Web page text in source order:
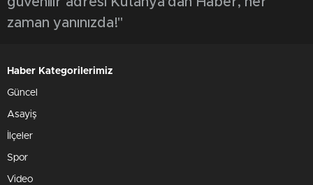
zaman yanınızda!"
Haber Kategorilerimiz
Güncel
Asayiş
İlçeler
Spor
Video